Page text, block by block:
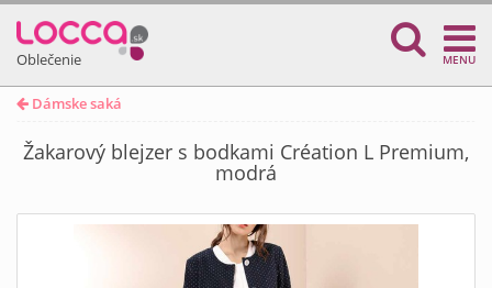
Oblečenie MENU
Dámske saká
Žakarový blejzer s bodkami Création L Premium,
modrá